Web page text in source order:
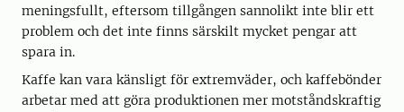
meningsfullt, eftersom tillgången sannolikt inte blir ett
problem och det inte finns särskilt mycket pengar att
spara in.
Kaffe kan vara känsligt för extremväder, och kaffebönder
arbetar med att göra produktionen mer motståndskraftig